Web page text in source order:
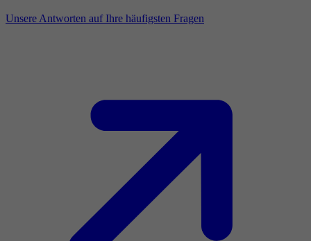
Unsere Antworten auf Ihre häufigsten Fragen